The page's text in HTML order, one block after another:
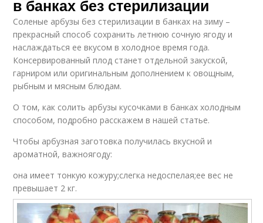
в банках без стерилизации
Соленые арбузы без стерилизации в банках на зиму –
прекрасный способ сохранить летнюю сочную ягоду и
наслаждаться ее вкусом в холодное время года.
Консервированный плод станет отдельной закуской,
гарниром или оригинальным дополнением к овощным,
рыбным и мясным блюдам.
О том, как солить арбузы кусочками в банках холодным
способом, подробно расскажем в нашей статье.
Чтобы арбузная заготовка получилась вкусной и
ароматной, важноягоду:
она имеет тонкую кожуру;слегка недоспелая;ее вес не
превышает 2 кг.